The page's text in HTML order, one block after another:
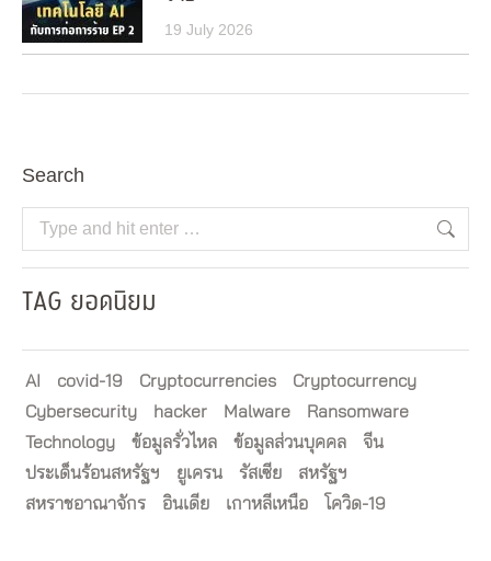
19 July 2026
Search
Search:
TAG ยอดนิยม
AI covid-19 Cryptocurrencies
Cryptocurrency
Cybersecurity
hacker Malware
Ransomware
Technology
ข้อมูลรั่วไหล ข้อมูลส่วนบุคคล
จีน
ประเด็นร้อนสหรัฐฯ
ยูเครน รัสเซีย
สหรัฐฯ
สหราชอาณาจักร
อินเดีย เกาหลีเหนือ โควิด-19